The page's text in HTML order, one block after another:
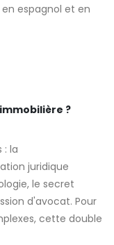
espagnol et en
?
: la
juridique
le secret
d'avocat. Pour
cette double